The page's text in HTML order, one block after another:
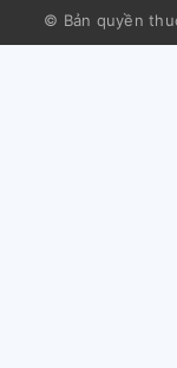
© Bản quyền